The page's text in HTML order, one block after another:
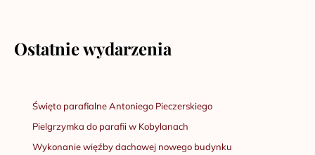
Ostatnie wydarzenia
Święto parafialne Antoniego Pieczerskiego
Pielgrzymka do parafii w Kobylanach
Wykonanie więźby dachowej nowego budynku